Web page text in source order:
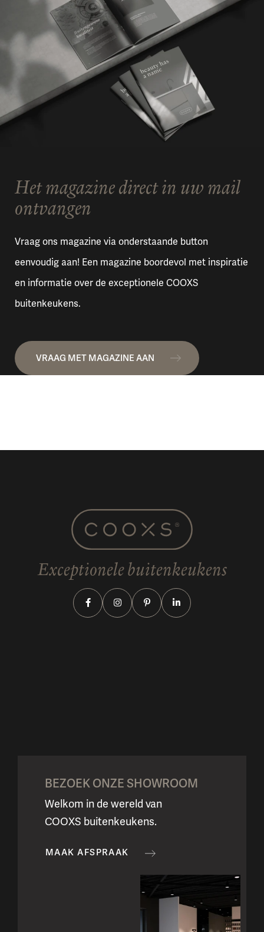
Het magazine direct in uw mail
ontvangen
Vraag ons magazine via onderstaande button
eenvoudig aan! Een magazine boordevol met inspiratie
en informatie over de exceptionele COOXS
buitenkeukens.
VRAAG MET MAGAZINE AAN
Exceptionele buitenkeukens
BEZOEK ONZE SHOWROOM
Welkom in de wereld van
COOXS buitenkeukens.
MAAK AFSPRAAK